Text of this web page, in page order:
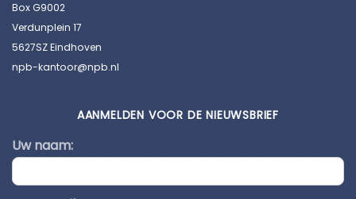
Box G9002
Verdunplein 17
5627SZ Eindhoven
npb-kantoor@npb.nl
AANMELDEN VOOR DE NIEUWSBRIEF
Uw naam: